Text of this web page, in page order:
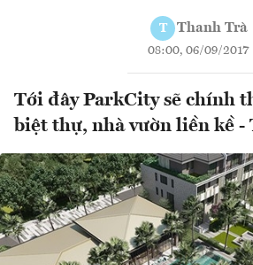
T Thanh Trà
08:00, 06/09/2017
Tới đây ParkCity sẽ chính
biệt thự, nhà vườn liền kề -